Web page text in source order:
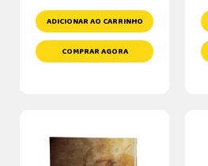
ADICIONAR AO CARRINHO
COMPRAR AGORA